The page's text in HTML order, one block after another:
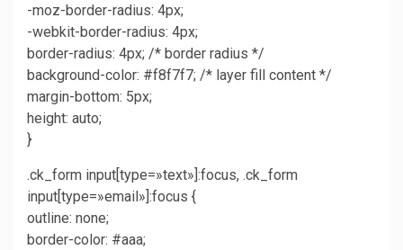
-moz-border-radius: 4px;
-webkit-border-radius: 4px;
border-radius: 4px; /* border radius */
background-color: #f8f7f7; /* layer fill content */
margin-bottom: 5px;
height: auto;
}
.ck_form input[type=»text»]:focus, .ck_form
input[type=»email»]:focus {
outline: none;
border-color: #aaa;